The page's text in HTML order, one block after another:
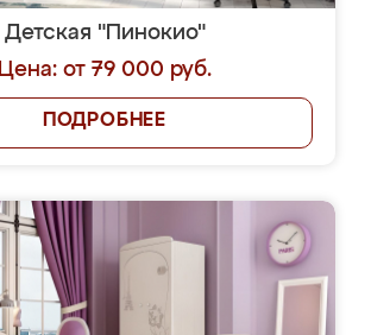
Детская "Пинокио"
Цена: от 79 000 руб.
ПОДРОБНЕЕ